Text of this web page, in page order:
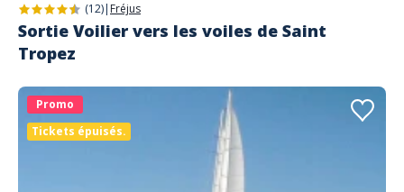
(12)| Fréjus
Sortie Voilier vers les voiles de Saint
Tropez
Promo
Tickets épuisés.